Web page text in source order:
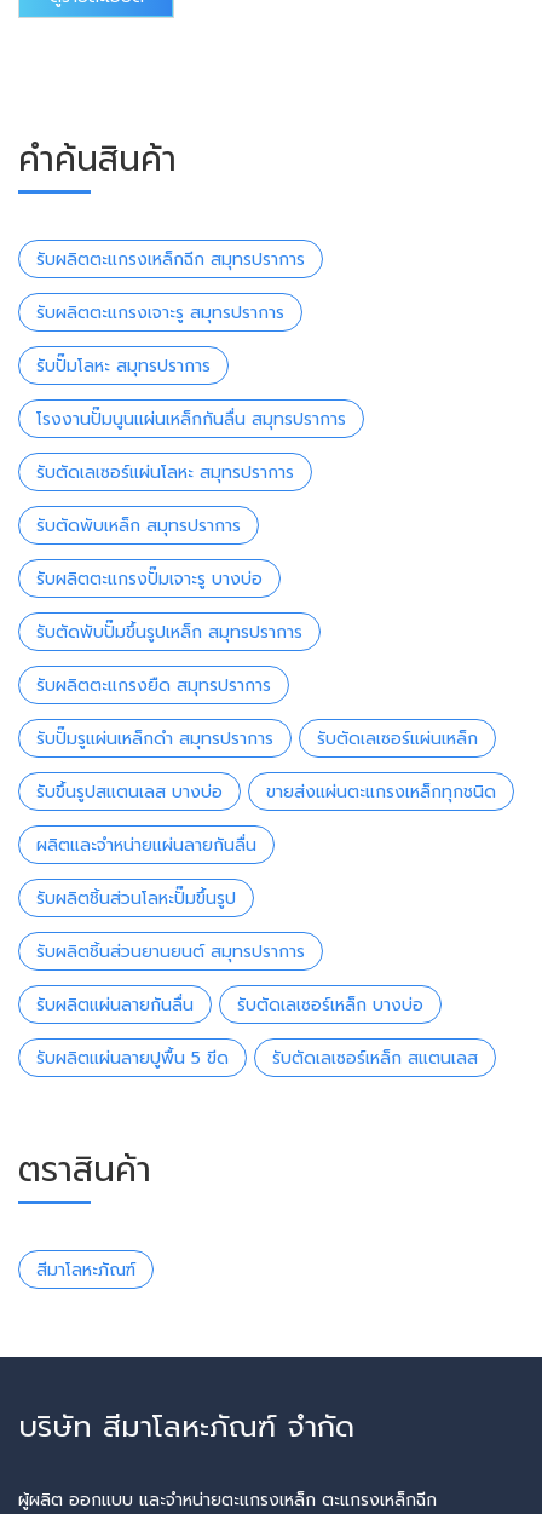
คำค้นสินค้า
รับผลิตตะแกรงเหล็กฉีก สมุทรปราการ
รับผลิตตะแกรงเจาะรู สมุทรปราการ
รับปั๊มโลหะ สมุทรปราการ
โรงงานปั๊มนูนแผ่นเหล็กกันลื่น สมุทรปราการ
รับตัดเลเซอร์แผ่นโลหะ สมุทรปราการ
รับตัดพับเหล็ก สมุทรปราการ
รับผลิตตะแกรงปั๊มเจาะรู บางบ่อ
รับตัดพับปั๊มขึ้นรูปเหล็ก สมุทรปราการ
รับผลิตตะแกรงยืด สมุทรปราการ
รับปั๊มรูแผ่นเหล็กดำ สมุทรปราการ รับตัดเลเซอร์แผ่นเหล็ก
รับขึ้นรูปสแตนเลส บางบ่อ ขายส่งแผ่นตะแกรงเหล็กทุกชนิด
ผลิตและจำหน่ายแผ่นลายกันลื่น
รับผลิตชิ้นส่วนโลหะปั๊มขึ้นรูป
รับผลิตชิ้นส่วนยานยนต์ สมุทรปราการ
รับผลิตแผ่นลายกันลื่น รับตัดเลเซอร์เหล็ก บางบ่อ
รับผลิตแผ่นลายปูพื้น 5 ขีด รับตัดเลเซอร์เหล็ก สแตนเลส
ตราสินค้า
สีมาโลหะภัณฑ์
บริษัท สีมาโลหะภัณฑ์ จำกัด
ผู้ผลิต ออกแบบ และจำหน่ายตะแกรงเหล็ก ตะแกรงเหล็กฉีก